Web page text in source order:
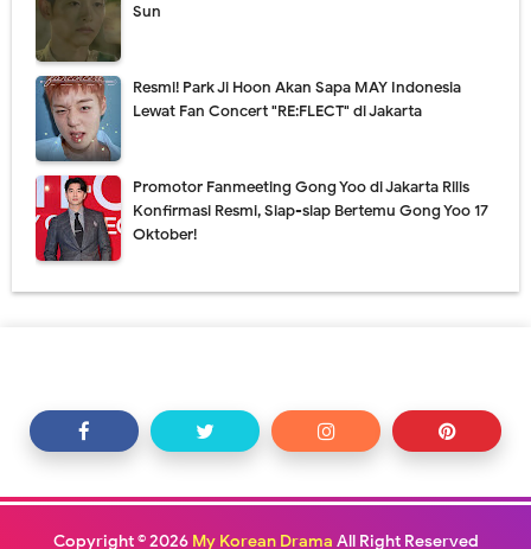
Sun
Resmi! Park Ji Hoon Akan Sapa MAY Indonesia
Lewat Fan Concert "RE:FLECT" di Jakarta
Promotor Fanmeeting Gong Yoo di Jakarta Rilis
Konfirmasi Resmi, Siap-siap Bertemu Gong Yoo 17
Oktober!
Copyright ©2026 My Korean Drama All Right Reserved